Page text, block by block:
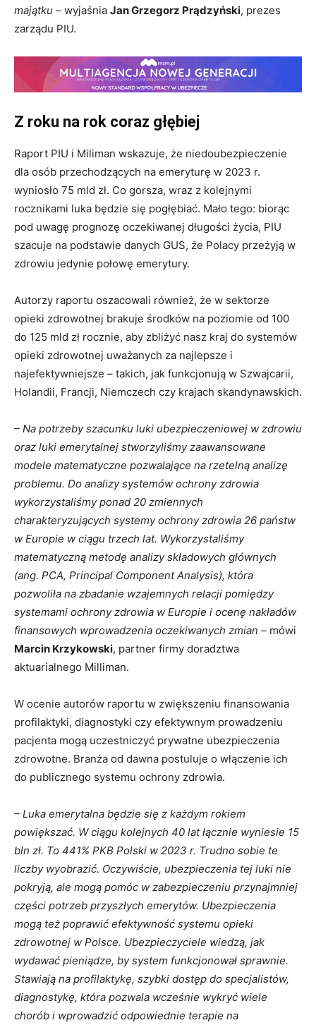
majątku – wyjaśnia Jan Grzegorz Prądzyński, prezes
zarządu PIU.
Z roku na rok coraz głębiej
Raport PIU i Miliman wskazuje, że niedoubezpieczenie
dla osób przechodzących na emeryturę w 2023 r.
wyniosło 75 mld zł. Co gorsza, wraz z kolejnymi
rocznikami luka będzie się pogłębiać. Mało tego: biorąc
pod uwagę prognozę oczekiwanej długości życia, PIU
szacuje na podstawie danych GUS, że Polacy przeżyją w
zdrowiu jedynie połowę emerytury.
Autorzy raportu oszacowali również, że w sektorze
opieki zdrowotnej brakuje środków na poziomie od 100
do 125 mld zł rocznie, aby zbliżyć nasz kraj do systemów
opieki zdrowotnej uważanych za najlepsze i
najefektywniejsze – takich, jak funkcjonują w Szwajcarii,
Holandii, Francji, Niemczech czy krajach skandynawskich.
– Na potrzeby szacunku luki ubezpieczeniowej w zdrowiu
oraz luki emerytalnej stworzyliśmy zaawansowane
modele matematyczne pozwalające na rzetelną analizę
problemu. Do analizy systemów ochrony zdrowia
wykorzystaliśmy ponad 20 zmiennych
charakteryzujących systemy ochrony zdrowia 26 państw
w Europie w ciągu trzech lat. Wykorzystaliśmy
matematyczną metodę analizy składowych głównych
(ang. PCA, Principal Component Analysis), która
pozwoliła na zbadanie wzajemnych relacji pomiędzy
systemami ochrony zdrowia w Europie i ocenę nakładów
finansowych wprowadzenia oczekiwanych zmian – mówi
Marcin Krzykowski, partner firmy doradztwa
aktuarialnego Milliman.
W ocenie autorów raportu w zwiększeniu finansowania
profilaktyki, diagnostyki czy efektywnym prowadzeniu
pacjenta mogą uczestniczyć prywatne ubezpieczenia
zdrowotne. Branża od dawna postuluje o włączenie ich
do publicznego systemu ochrony zdrowia.
– Luka emerytalna będzie się z każdym rokiem
powiększać. W ciągu kolejnych 40 lat łącznie wyniesie 15
bln zł. To 441% PKB Polski w 2023 r. Trudno sobie te
liczby wyobrazić. Oczywiście, ubezpieczenia tej luki nie
pokryją, ale mogą pomóc w zabezpieczeniu przynajmniej
części potrzeb przyszłych emerytów. Ubezpieczenia
mogą też poprawić efektywność systemu opieki
zdrowotnej w Polsce. Ubezpieczyciele wiedzą, jak
wydawać pieniądze, by system funkcjonował sprawnie.
Stawiają na profilaktykę, szybki dostęp do specjalistów,
diagnostykę, która pozwala wcześnie wykryć wiele
chorób i wprowadzić odpowiednie terapie na